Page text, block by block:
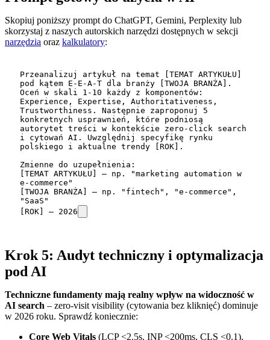
Skopiuj poniższy prompt do ChatGPT, Gemini, Perplexity lub
skorzystaj z naszych autorskich narzędzi dostępnych w sekcji
narzędzia oraz kalkulatory:
Przeanalizuj artykuł na temat [TEMAT ARTYKUŁU]
pod kątem E-E-A-T dla branży [TWOJA BRANŻA].
Oceń w skali 1-10 każdy z komponentów:
Experience, Expertise, Authoritativeness,
Trustworthiness. Następnie zaproponuj 5
konkretnych usprawnień, które podniosą
autorytet treści w kontekście zero-click search
i cytowań AI. Uwzględnij specyfikę rynku
polskiego i aktualne trendy [ROK].
Zmienne do uzupełnienia:
[TEMAT ARTYKUŁU] – np. "marketing automation w
e-commerce"
[TWOJA BRANŻA] – np. "fintech", "e-commerce",
"SaaS"
[ROK] – 2026
Krok 5: Audyt techniczny i optymalizacja
pod AI
Techniczne fundamenty mają realny wpływ na widoczność w
AI search – zero-visit visibility (cytowania bez kliknięć) dominuje
w 2026 roku. Sprawdź koniecznie:
Core Web Vitals (LCP <2.5s, INP <200ms, CLS <0.1),